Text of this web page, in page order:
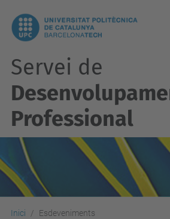
Servei de
Professional
Inici Esdeveniments